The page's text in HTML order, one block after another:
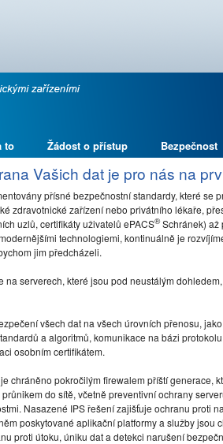
to Žádost o přístup Bezpečnost
Vašich dat je pro nás na
přísné bezpečnostní standardy, které se
zdravotnické zařízení nebo privátního lékaře,
uzlů, certifikáty uživatelů ePACS®Schránek) až
technologiemi, kontinuálně je
jim předcházeli.
na serverech, které jsou pod neustálým
všech dat na všech úrovních přenosu,
a algoritmů, komunikace na bázi
osobním certifikátem.
chráněno pokročilým firewalem příští generace,
do sítě, včetně preventivní ochrany
Nasazené IPS řešení zajišťuje ochranu proti
poskytované aplikační platformy a služby jsou
proti útoku, úniku dat a detekci narušení